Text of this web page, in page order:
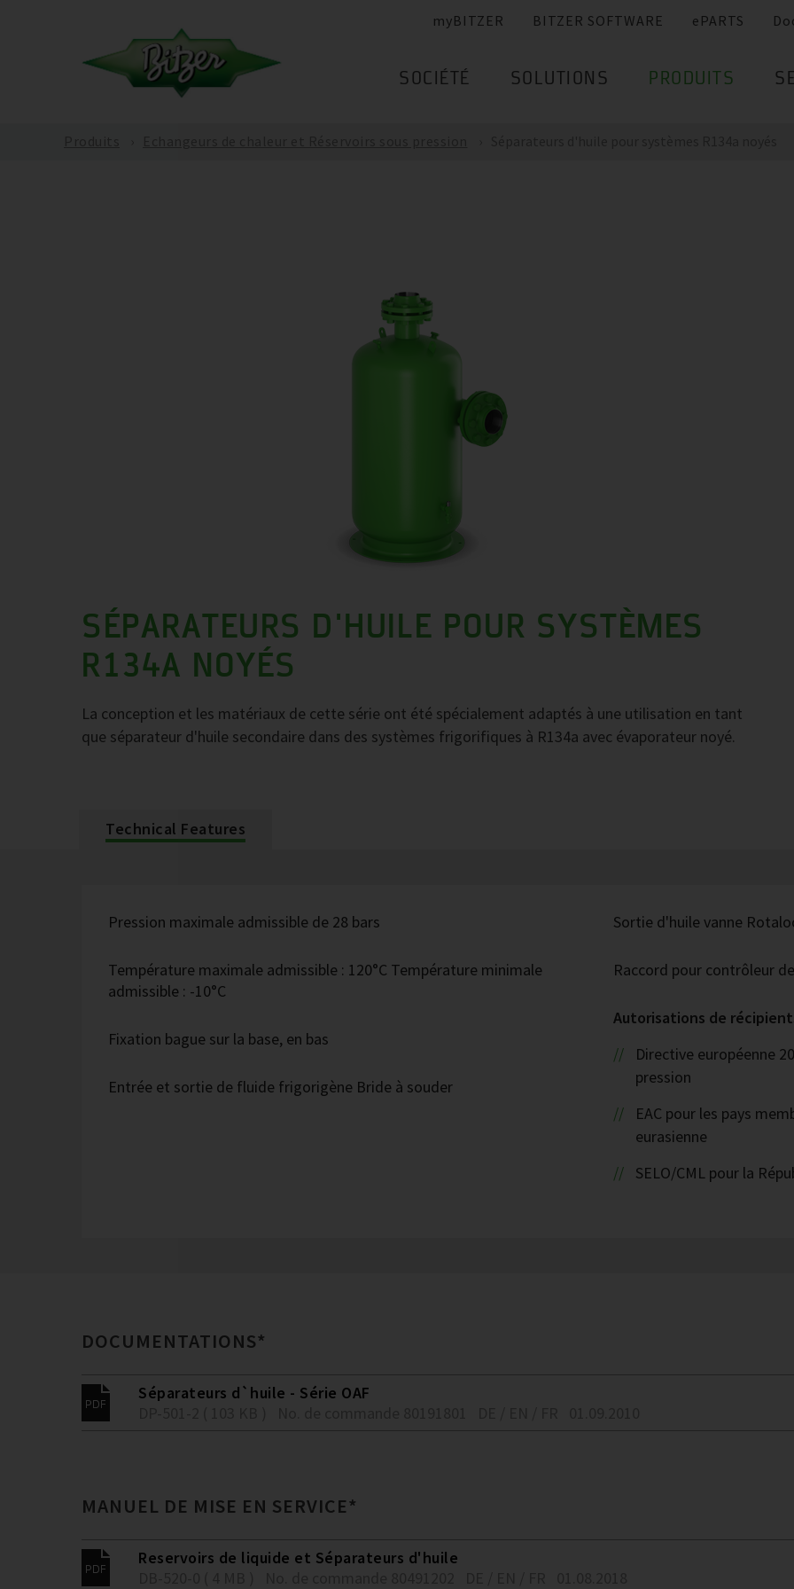
myBITZER BITZER SOFTWARE ePARTS
SOCIÉTÉ SOLUTIONS PRODUITS
SÉPARATEURS D'HUILE POUR SYSTÈMES
R134A NOYÉS
La conception et les matériaux de cette série ont été spécialement adaptés à une utilisation en tant
que séparateur d'huile secondaire dans des systèmes frigorifiques à R134a avec évaporateur noyé.
Technical Features
Pression maximale admissible de 28 bars
Température maximale admissible : 120°C Température minimale
admissible : -10°C
Fixation bague sur la base, en bas
Entrée et sortie de fluide frigorigène Bride à souder
Sortie d'huile vanne
Raccord pour contrôleur
Autorisations de
Directive européenne
pression
EAC pour les pays
eurasienne
SELO/CML pour la
DOCUMENTATIONS*
Séparateurs d`huile - Série OAF
MANUEL DE MISE EN SERVICE*
Reservoirs de liquide et Séparateurs d'huile